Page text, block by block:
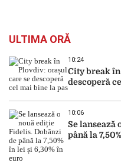
ULTIMA ORĂ
10:24
City break
descoperă
10:06
Se lansează
până la